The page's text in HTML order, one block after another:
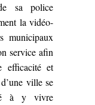
sa police
la vidéo-
municipaux
service afin
efficacité et
ville se
à y vivre